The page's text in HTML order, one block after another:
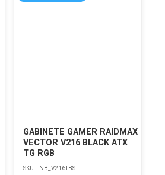
GABINETE GAMER RAIDMAX
VECTOR V216 BLACK ATX
TG RGB
SKU: NB_V216TBS